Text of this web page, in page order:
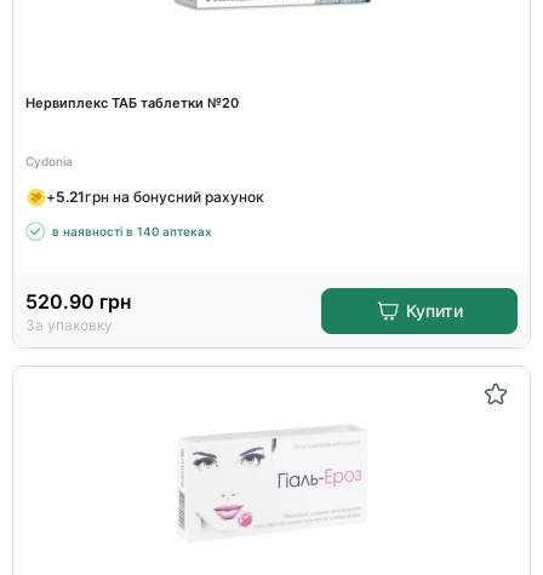
Нервиплекс ТАБ таблетки №20
Cydonia
+5.21грн на бонусний рахунок
в наявності в 140 аптеках
520.90 грн
За упаковку
Купити